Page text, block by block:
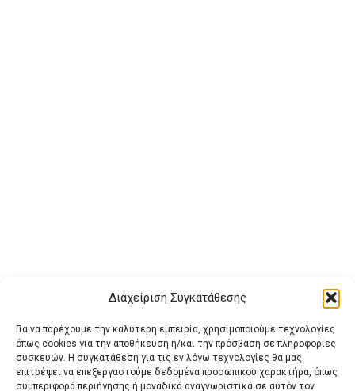
Διαχείριση Συγκατάθεσης
Για να παρέχουμε την καλύτερη εμπειρία, χρησιμοποιούμε τεχνολογίες
όπως cookies για την αποθήκευση ή/και την πρόσβαση σε πληροφορίες
συσκευών. Η συγκατάθεση για τις εν λόγω τεχνολογίες θα μας
επιτρέψει να επεξεργαστούμε δεδομένα προσωπικού χαρακτήρα, όπως
συμπεριφορά περιήγησης ή μοναδικά αναγνωριστικά σε αυτόν τον